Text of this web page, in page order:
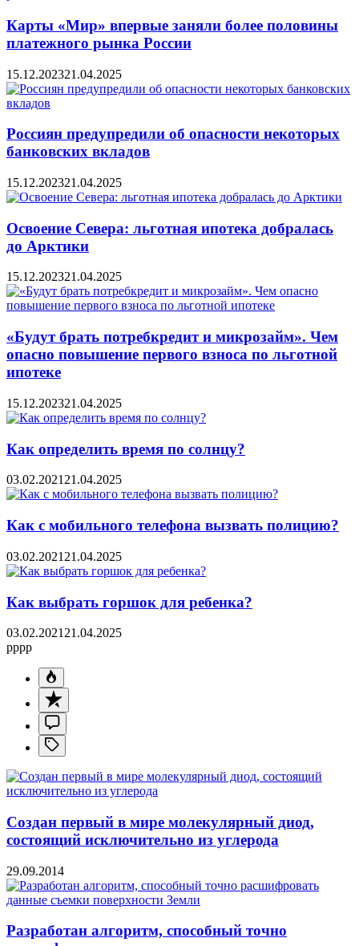
Карты «Мир» впервые заняли более половины
платежного рынка России
15.12.202321.04.2025
Россиян предупредили об опасности некоторых
банковских вкладов
15.12.202321.04.2025
Освоение Севера: льготная ипотека добралась
до Арктики
15.12.202321.04.2025
«Будут брать потребкредит и микрозайм». Чем
опасно повышение первого взноса по льготной
ипотеке
15.12.202321.04.2025
Как определить время по солнцу?
03.02.2021 21.04.2025
Как с мобильного телефона вызвать полицию?
03.02.2021 21.04.2025
Как выбрать горшок для ребенка?
03.02.2021 21.04.2025
pppp
Создан первый в мире молекулярный диод,
состоящий исключительно из углерода
29.09.2014
Разработан алгоритм, способный точно